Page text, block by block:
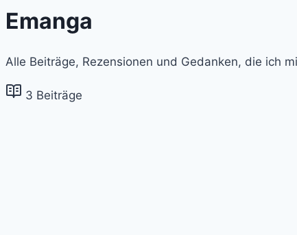
Emanga
Alle Beiträge, Rezensionen und Gedanken, die ich
3 Beiträge